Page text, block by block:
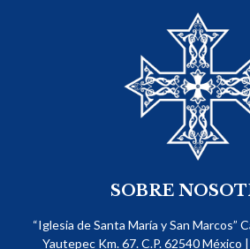
SOBRE
“Iglesia de Santa María y San Marcos”
Yautepec Km. 67. C.P. 62540​ México